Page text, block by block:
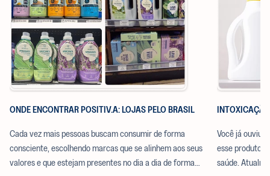
ONDE ENCONTRAR POSITIV.A: LOJAS PELO BRASIL
Cada vez mais pessoas buscam consumir de forma
consciente, escolhendo marcas que se alinhem aos seus
valores e que estejam presentes no dia a dia de forma
Você já ouviu
esse produto
saúde.